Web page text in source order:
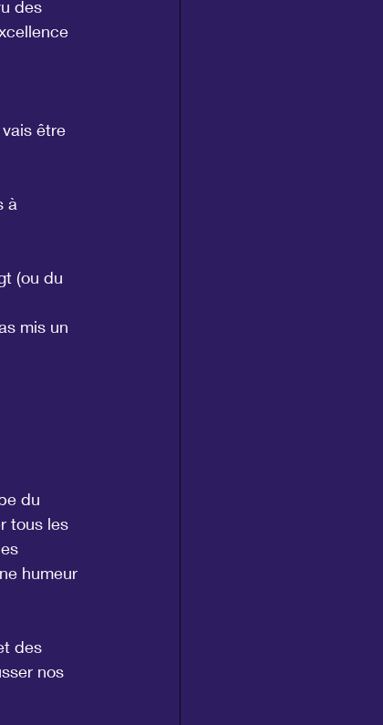
des
être
à
(ou du
mis un
du
tous les
humeur
des
nos